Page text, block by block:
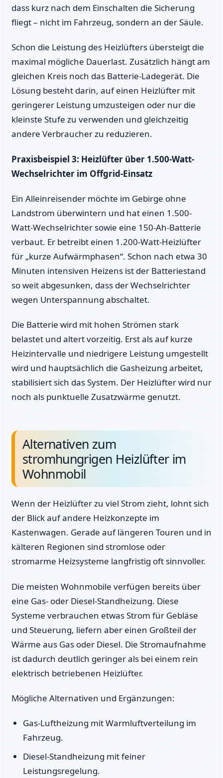
dass kurz nach dem Einschalten die Sicherung
fliegt – nicht im Fahrzeug, sondern an der Säule.
Schon die Leistung des Heizlüfters übersteigt die
maximal mögliche Dauerlast. Zusätzlich hängt am
gleichen Kreis noch das Batterie-Ladegerät. Die
Lösung besteht darin, auf einen Heizlüfter mit
geringerer Leistung umzusteigen oder nur die
kleinste Stufe zu verwenden und gleichzeitig
andere Verbraucher zu reduzieren.
Praxisbeispiel 3: Heizlüfter über 1.500-Watt-
Wechselrichter im Offgrid-Einsatz
Ein Alleinreisender möchte im Gebirge ohne
Landstrom überwintern und hat einen 1.500-
Watt-Wechselrichter sowie eine 150-Ah-Batterie
verbaut. Er betreibt einen 1.200-Watt-Heizlüfter
für „kurze Aufwärmphasen“. Schon nach etwa 30
Minuten intensiven Heizens ist der Batteriestand
so weit abgesunken, dass der Wechselrichter
wegen Unterspannung abschaltet.
Die Batterie wird mit hohen Strömen stark
belastet und altert vorzeitig. Erst als auf kurze
Heizintervalle und niedrigere Leistung umgestellt
wird und hauptsächlich die Gasheizung arbeitet,
stabilisiert sich das System. Der Heizlüfter wird nur
noch als punktuelle Zusatzwärme genutzt.
Alternativen zum
stromhungrigen Heizlüfter im
Wohnmobil
Wenn der Heizlüfter zu viel Strom zieht, lohnt sich
der Blick auf andere Heizkonzepte im
Kastenwagen. Gerade auf längeren Touren und in
kälteren Regionen sind stromlose oder
stromarme Heizsysteme langfristig oft sinnvoller.
Die meisten Wohnmobile verfügen bereits über
eine Gas- oder Diesel-Standheizung. Diese
Systeme verbrauchen etwas Strom für Gebläse
und Steuerung, liefern aber einen Großteil der
Wärme aus Gas oder Diesel. Die Stromaufnahme
ist dadurch deutlich geringer als bei einem rein
elektrisch betriebenen Heizlüfter.
Mögliche Alternativen und Ergänzungen:
Gas-Luftheizung mit Warmluftverteilung im
Fahrzeug.
Diesel-Standheizung mit feiner
Leistungsregelung.